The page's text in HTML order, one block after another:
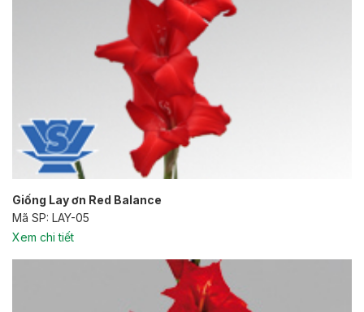
Giống Lay ơn Red Balance
Mã SP: LAY-05
Xem chi tiết